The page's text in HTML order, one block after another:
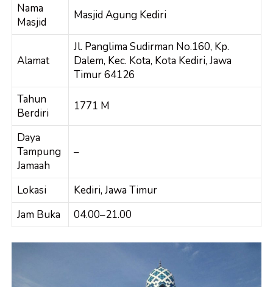
Nama
Masjid
Masjid Agung Kediri
Alamat
Jl. Panglima Sudirman No.160, Kp.
Dalem, Kec. Kota, Kota Kediri, Jawa
Timur 64126
Tahun
Berdiri
1771 M
Daya
Tampung
Jamaah
–
Lokasi
Kediri, Jawa Timur
Jam Buka
04.00–21.00